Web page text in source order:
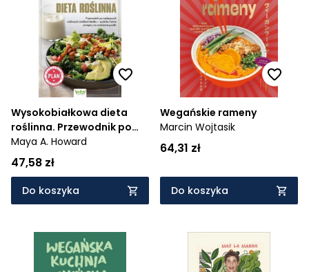
Wysokobiałkowa dieta
roślinna. Przewodnik po
najlepszych roślinnych
źródłach białka
Maya A. Howard
47,58 zł
Do koszyka
Wegańskie rameny
Marcin Wojtasik
64,31 zł
Do koszyka